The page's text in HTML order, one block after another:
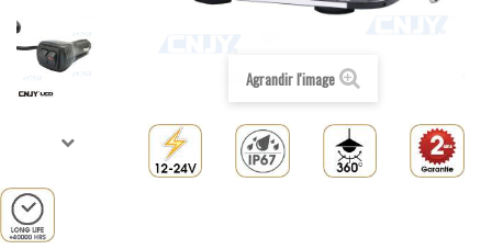
Agrandir l'image